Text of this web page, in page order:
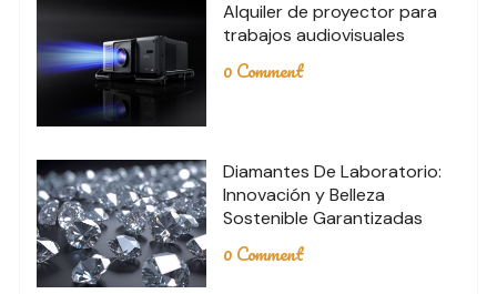
Alquiler de proyector para
trabajos audiovisuales
0 Comment
Diamantes De Laboratorio:
Innovación y Belleza
Sostenible Garantizadas
0 Comment